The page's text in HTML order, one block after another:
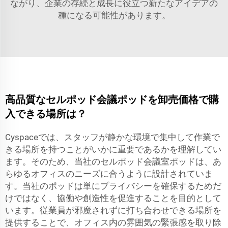
ながり、企業の存続と成長に役立つ新たなアイデアの
種になる可能性があります。
高品質なセルポッド会議ポッドを卸売価格で購
入できる場所は？
Cyspaceでは、スタッフが静かな環境で集中して作業で
きる場所を持つことがいかに重要であるかを理解してい
ます。そのため、当社のセルポッド会議室ポッドは、あ
らゆるオフィスのニーズに合うように設計されていま
す。当社のポッドは単にプライバシーを確保するためだ
けではなく、協働や創造性を促進することを目的として
います。従業員が邪魔されずに打ち合わせできる場所を
提供することで、オフィス内の雰囲気の緊張感を取り除